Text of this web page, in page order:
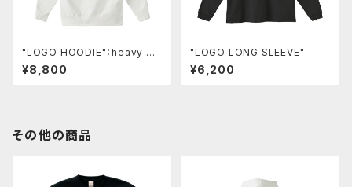
"LOGO HOODIE"：heavy we
ight／back print
¥8,800
"LOGO LONG SLEEVE"
¥6,200
その他の商品